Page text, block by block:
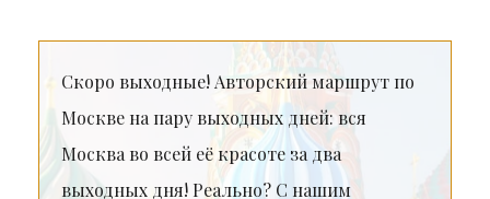
Скоро выходные! Авторский маршрут по
Москве на пару выходных дней: вся
Москва во всей её красоте за два
выходных дня! Реально? С нашим